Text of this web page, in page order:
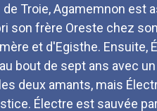
Troie, Agamemnon est
son frère Oreste chez
et d'Egisthe. Ensuite,
bout de sept ans avec
deux amants, mais
Électre est sauvée